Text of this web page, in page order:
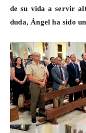
de su vida a servir
duda, Ángel ha sido